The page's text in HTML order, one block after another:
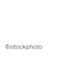
©istockphoto